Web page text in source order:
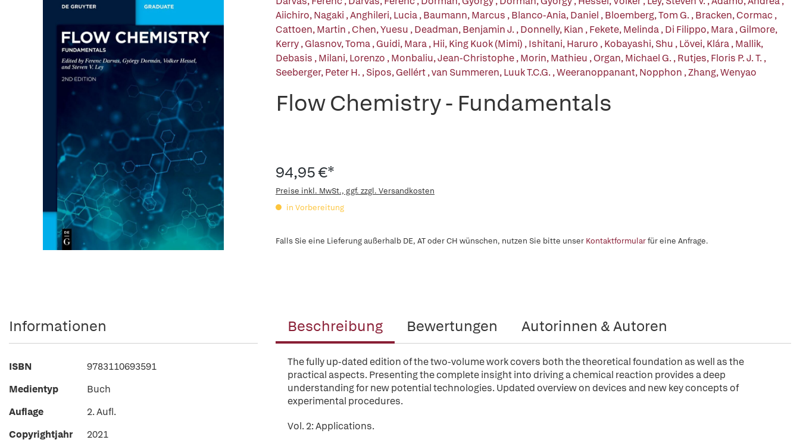
Aiichiro, Nagaki,Anghileri, Lucia,Baumann, Marcus ,Blanco-Ania, Daniel ,Bloemberg, Tom G.,Bracken, Cormac,
Cattoen, Martin ,Chen, Yuesu ,Deadman, Benjamin J.,Donnelly, Kian ,Fekete, Melinda,Di Filippo, Mara,Gilmore,
Kerry,Glasnov, Toma,Guidi, Mara,Hii, King Kuok (Mimi) ,Ishitani, Haruro ,Kobayashi, Shu ,Lövei, Klára,Mallik,
Debasis ,Milani, Lorenzo ,Monbaliu, Jean-Christophe,Morin, Mathieu ,Organ, Michael G.,Rutjes, Floris P. J. T.,
Seeberger, Peter H.,Sipos, Gellért,van Summeren, Luuk T.C.G.,Weeranoppanant, Nopphon ,Zhang, Wenyao
Flow Chemistry - Fundamentals
94,95 €*
Preise inkl. MwSt., ggf. zzgl. Versandkosten
in Vorbereitung
Falls Sie eine Lieferung außerhalb DE, AT oder CH wünschen, nutzen Sie bitte unser Kontaktformularfür eine Anfrage.
Beschreibung Bewertungen Autorinnen & Autoren
The fully up-dated edition of the two-volume work covers both the theoretical foundation as well as the
practical aspects. Presenting the complete insight into driving a chemical reaction provides a deep
understanding for new potential technologies. Updated overview on devices and new key concepts of
experimental procedures.
Vol. 2: Applications.
Informationen
ISBN
9783110693591
Medientyp
Buch
Auflage
2. Aufl.
Copyrightjahr
2021